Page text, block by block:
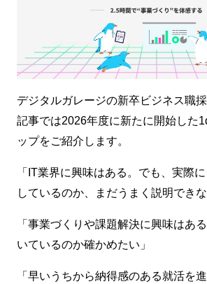
デジタルガレージの新卒ビジネス職
記事では2026年度に新たに開始した
ップをご紹介します。
「IT業界に興味はある。でも、実際
しているのか、まだうまく説明できな
「事業づくりや課題解決に興味はあ
いているのか確かめたい」
「早いうちから納得感のある就活を進